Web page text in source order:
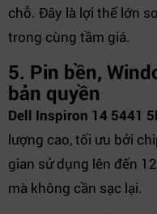
chỗ. Đây là lợi thế lớn
trong cùng tầm giá.
5. Pin bền,
bản quyền
Dell Inspiron 14 5441
lượng cao, tối ưu bởi
gian sử dụng lên đến
mà không cần sạc lại.